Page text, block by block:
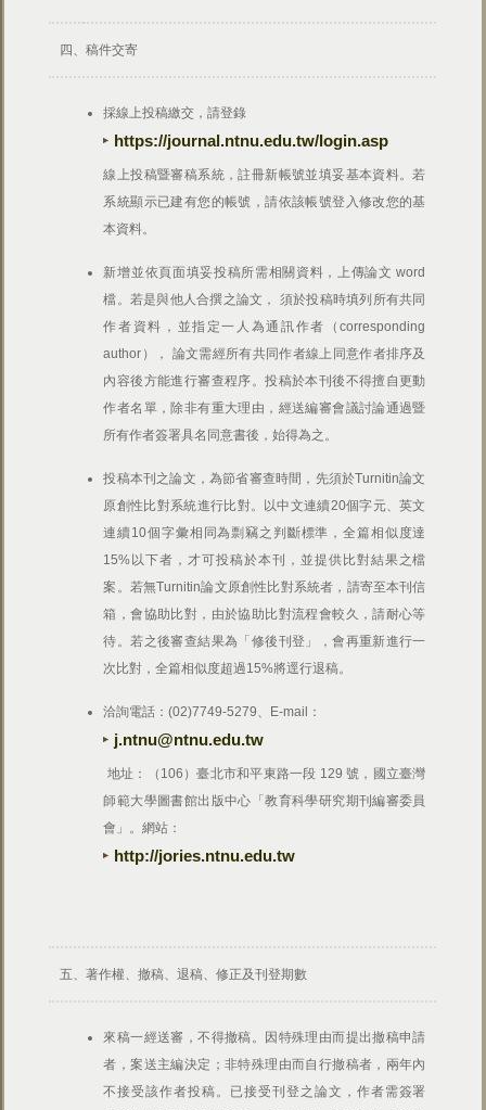
四、稿件交寄
採線上投稿繳交，請登錄
https://journal.ntnu.edu.tw/login.asp
線上投稿暨審稿系統，註冊新帳號並填妥基本資料。若
系統顯示已建有您的帳號，請依該帳號登入修改您的基
本資料。
新增並依頁面填妥投稿所需相關資料，上傳論文 word
檔。若是與他人合撰之論文， 須於投稿時填列所有共同
作者資料，並指定一人為通訊作者（corresponding
author）， 論文需經所有共同作者線上同意作者排序及
內容後方能進行審查程序。投稿於本刊後不得擅自更動
作者名單，除非有重大理由，經送編審會議討論通過暨
所有作者簽署具名同意書後，始得為之。
投稿本刊之論文，為節省審查時間，先須於Turnitin論文
原創性比對系統進行比對。以中文連續20個字元、英文
連續10個字彙相同為剽竊之判斷標準，全篇相似度達
15%以下者，才可投稿於本刊，並提供比對結果之檔
案。若無Turnitin論文原創性比對系統者，請寄至本刊信
箱，會協助比對，由於協助比對流程會較久，請耐心等
待。若之後審查結果為「修後刊登」，會再重新進行一
次比對，全篇相似度超過15%將逕行退稿。
洽詢電話：(02)7749-5279、E-mail：
j.ntnu@ntnu.edu.tw
地址：（106）臺北市和平東路一段 129 號，國立臺灣
師範大學圖書館出版中心「教育科學研究期刊編審委員
會」。網站：
http://jories.ntnu.edu.tw
五、著作權、撤稿、退稿、修正及刊登期數
來稿一經送審，不得撤稿。因特殊理由而提出撤稿申請
者，案送主編決定；非特殊理由而自行撤稿者，兩年內
不接受該作者投稿。已接受刊登之論文，作者需簽署